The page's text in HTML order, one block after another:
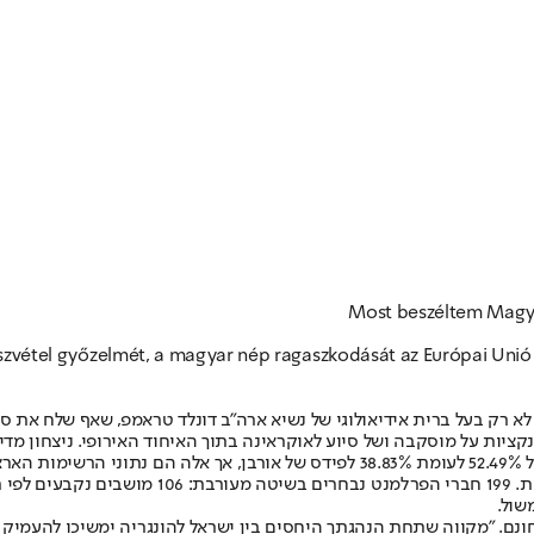
Most beszéltem
győzelmét, a magyar nép ragaszkodását az Európai
רק בעל ברית אידיאולוגי של נשיא ארה"ב דונלד טראמפ, שאף שלח את
על מוסקבה ושל סיוע לאוקראינה בתוך האיחוד האירופי. ניצחון
לפי התוצאות החלקיות שפורסמו עד כה, מפלגת טיסה של מדיאר עומדת על 52.49%
הדרוש לאישור תיקונים בחוקה שעוצבה על ידי